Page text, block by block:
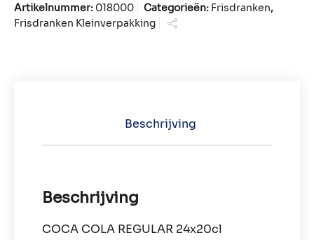
Artikelnummer: 018000 Categorieën: Frisdranken,
Frisdranken Kleinverpakking
Beschrijving
Beschrijving
COCA COLA REGULAR 24x20cl